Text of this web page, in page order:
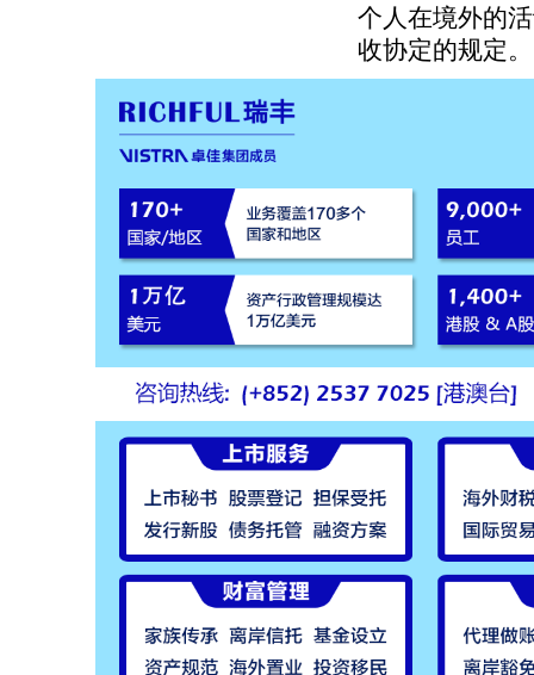
个人在境外的
收协定的规定。